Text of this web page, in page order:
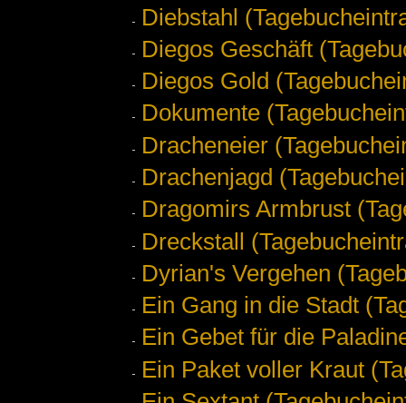
Diebstahl
Diegos Geschäft
Diegos Gold
Dokumente
Dracheneier
Drachenjagd
Dragomirs Armbrust
Dreckstall
Dyrian's Vergehen
Ein Gang in die Stadt
Ein Gebet für die
Ein Paket voller Kraut